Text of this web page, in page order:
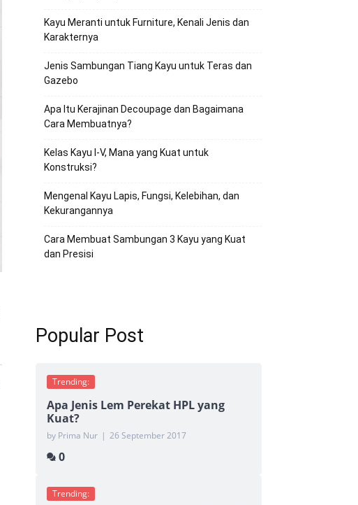
Kayu Meranti untuk Furniture, Kenali Jenis dan
Karakternya
Jenis Sambungan Tiang Kayu untuk Teras dan
Gazebo
Apa Itu Kerajinan Decoupage dan Bagaimana
Cara Membuatnya?
Kelas Kayu I-V, Mana yang Kuat untuk
Konstruksi?
Mengenal Kayu Lapis, Fungsi, Kelebihan, dan
Kekurangannya
Cara Membuat Sambungan 3 Kayu yang Kuat
dan Presisi
Popular Post
Trending:
Apa Jenis Lem Perekat HPL yang
Kuat?
by Prima Nur | 26 September 2017
0
Trending: